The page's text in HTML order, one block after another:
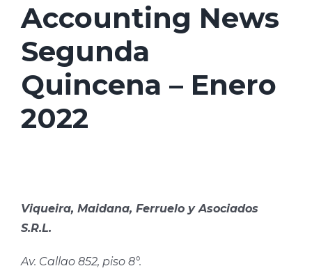
Accounting News
Segunda
Quincena – Enero
2022
Viqueira, Maidana, Ferruelo y Asociados
S.R.L.
Av. Callao 852, piso 8°.